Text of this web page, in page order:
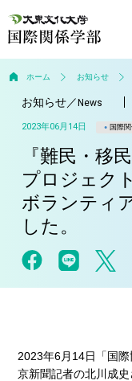
ホーム お知らせ
お知らせ／ News
2023年06月14日 国際
『難民・移
プロジェク
ボランティ
した。
2023年6月14日「国
京新聞記者の北川成史